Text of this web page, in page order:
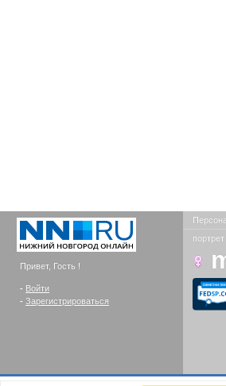
Привет, Гость !
- Войти
- Зарегистрироваться